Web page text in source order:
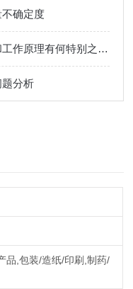
确定度
垂直轴偏差测试仪的设计特点和工作原理有何特别之处？
分析
品,包装/造纸/印刷,制药/